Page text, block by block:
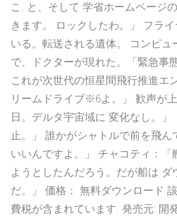
こ. と、そして 学省ホームページ
きます。 ロックしたわ。」 フラ
いる。転送される遺体。 コンピ
で、ドクターが現れた。「緊急事
これが次世代の恒星間飛行推進エ
リームドライブ※6よ。」 歓声が
日。デルタ宇宙域に 変化なし。
止。」 誰かがシャトルで前を飛
いいんですよ。」 チャコティ：「
ようとしたんだろう。だが船は
だ。」 価格： 無料ダウンロード
費税が含まれています. 発売元: 開